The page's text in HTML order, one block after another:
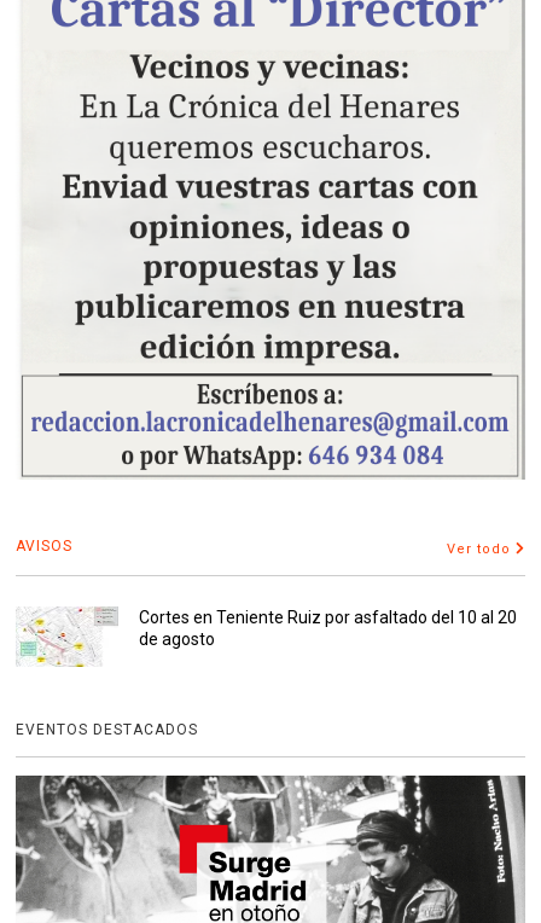
AVISOS Ver todo
Cortes en Teniente Ruiz por asfaltado del 10 al 20
de agosto
EVENTOS DESTACADOS